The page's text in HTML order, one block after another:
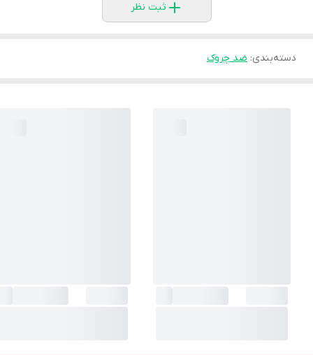
ثبت نظر
دسته‌بندی: ضد چروک